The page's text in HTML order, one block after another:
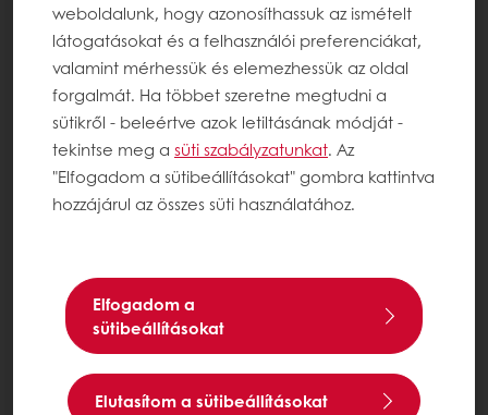
weboldalunk, hogy azonosíthassuk az ismételt
látogatásokat és a felhasználói preferenciákat,
valamint mérhessük és elemezhessük az oldal
forgalmát. Ha többet szeretne megtudni a
sütikről - beleértve azok letiltásának módját -
tekintse meg a süti szabályzatunkat. Az
"Elfogadom a sütibeállításokat" gombra kattintva
hozzájárul az összes süti használatához.
Elfogadom a
sütibeállításokat
Elutasítom a sütibeállításokat